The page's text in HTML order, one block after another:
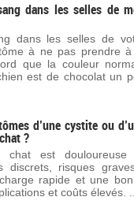
dans les selles de
dans les selles de
à ne pas prendre
que la couleur
est de chocolat un
d’une cystite ou
?
est douloureuse
discrets, risques
rapide et une
et coûts élevés.